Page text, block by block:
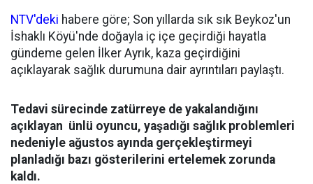
NTV'deki habere göre; Son yıllarda sık sık Beykoz'un
İshaklı Köyü'nde doğayla iç içe geçirdiği hayatla
gündeme gelen İlker Ayrık, kaza geçirdiğini
açıklayarak sağlık durumuna dair ayrıntıları paylaştı.
Tedavi sürecinde zatürreye de yakalandığını
açıklayan ünlü oyuncu, yaşadığı sağlık problemleri
nedeniyle ağustos ayında gerçekleştirmeyi
planladığı bazı gösterilerini ertelemek zorunda
kaldı.